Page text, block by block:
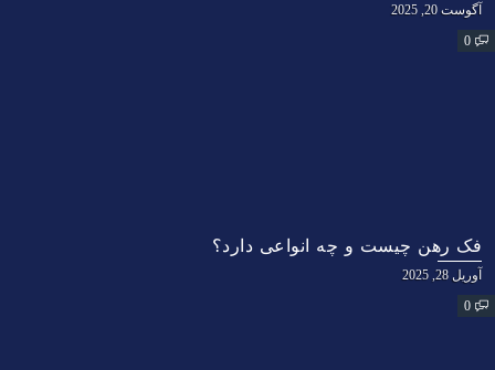
آگوست 20, 2025
0
فک رهن چیست و چه انواعی دارد؟
آوریل 28, 2025
0